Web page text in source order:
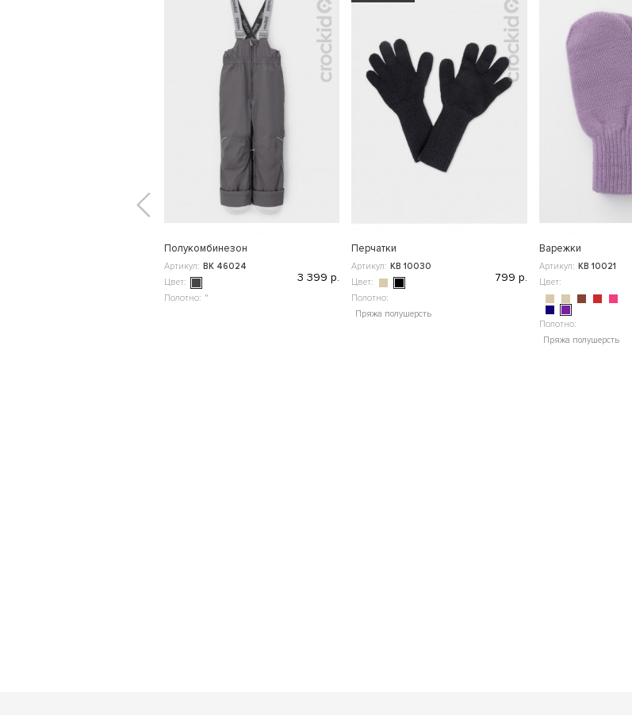
Полукомбинезон
Артикул: ВК 46024
Цвет:
Полотно: "
3 399 р.
Перчатки
Артикул: КВ 10030
Цвет:
Полотно:
Пряжа полушерсть
799 р.
Варежки
Артикул: КВ 10021
Цвет:
Полотно:
Пряжа полушерсть